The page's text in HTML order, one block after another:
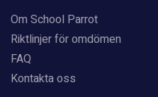
Om School Parrot
Riktlinjer för omdömen
FAQ
Kontakta oss